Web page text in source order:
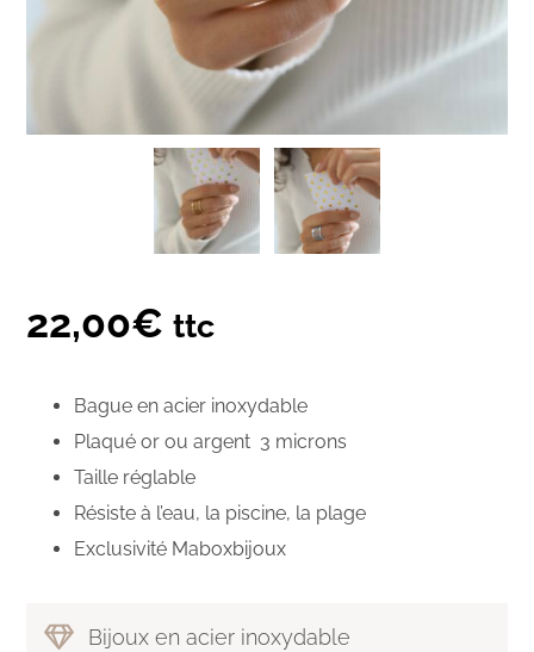
22,00€ ttc
Bague en acier inoxydable
Plaqué or ou argent 3 microns
Taille réglable
Résiste à l’eau, la piscine, la plage
Exclusivité Maboxbijoux
Bijoux en acier inoxydable